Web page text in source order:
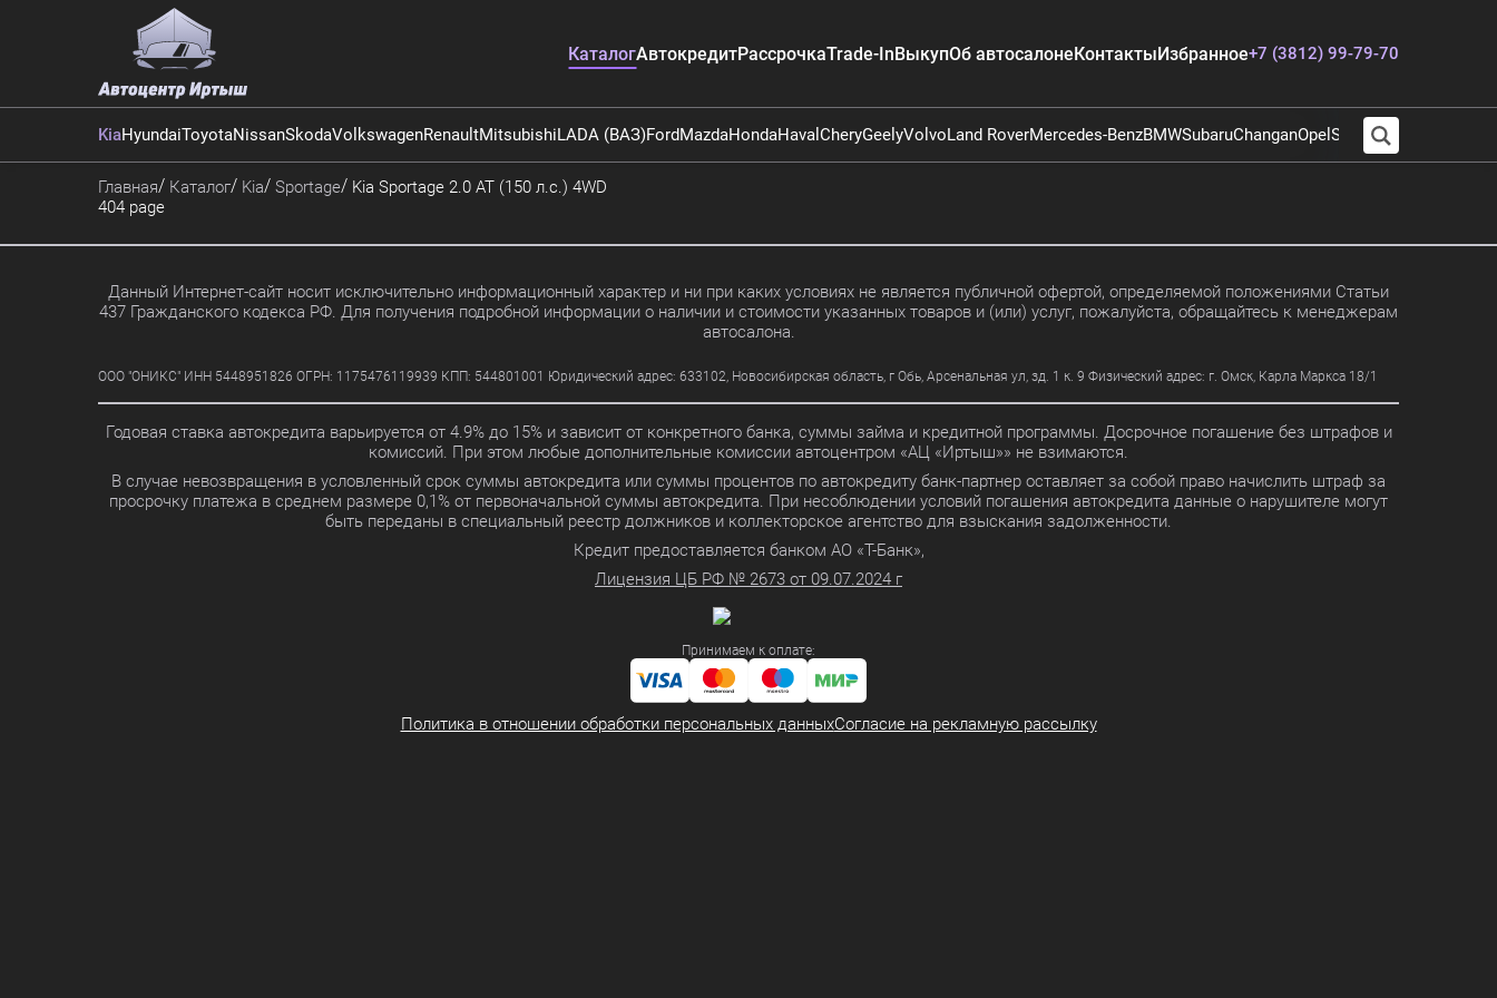
КаталогАвтокредитРассрочкаTrade-InВыкупОб автосалонеКонтактыИзбранное+7 (3812) 99-79-70
KiaHyundaiToyotaNissanSkodaVolkswagenRenaultMitsubishiLADA (ВАЗ)FordMazdaHondaHaval CheryGeelyVolvoLand RoverMercedes-BenzBMWSubaruChanganOpel SuzukiAudi
Главная Каталог Kia Sportage
Kia Sportage 2.0 AT (150 л.с.) 4WD
404 page
Данный Интернет-сайт носит исключительно информационный характер и ни при каких условиях не является публичной офертой, определяемой положениями Статьи
437 Гражданского кодекса РФ. Для получения подробной информации о наличии и стоимости указанных товаров и (или) услуг, пожалуйста, обращайтесь к менеджерам
автосалона.
ООО "ОНИКС" ИНН 5448951826 ОГРН: 1175476119939 КПП: 544801001 Юридический адрес: 633102, Новосибирская область, г Обь, Арсенальная ул, зд. 1 к. 9 Физический адрес: г. Омск, Карла Маркса 18/1
Годовая ставка автокредита варьируется от 4.9% до 15% и зависит от конкретного банка, суммы займа и кредитной программы. Досрочное погашение без штрафов и
комиссий. При этом любые дополнительные комиссии автоцентром «АЦ «Иртыш»» не взимаются.
В случае невозвращения в условленный срок суммы автокредита или суммы процентов по автокредиту банк-партнер оставляет за собой право начислить штраф за
просрочку платежа в среднем размере 0,1% от первоначальной суммы автокредита. При несоблюдении условий погашения автокредита данные о нарушителе могут
быть переданы в специальный реестр должников и коллекторское агентство для взыскания задолженности.
Кредит предоставляется банком АО «Т-Банк»,
Лицензия ЦБ РФ № 2673 от 09.07.2024 г
Принимаем к оплате:
Политика в отношении обработки персональных данныхСогласие на рекламную рассылку